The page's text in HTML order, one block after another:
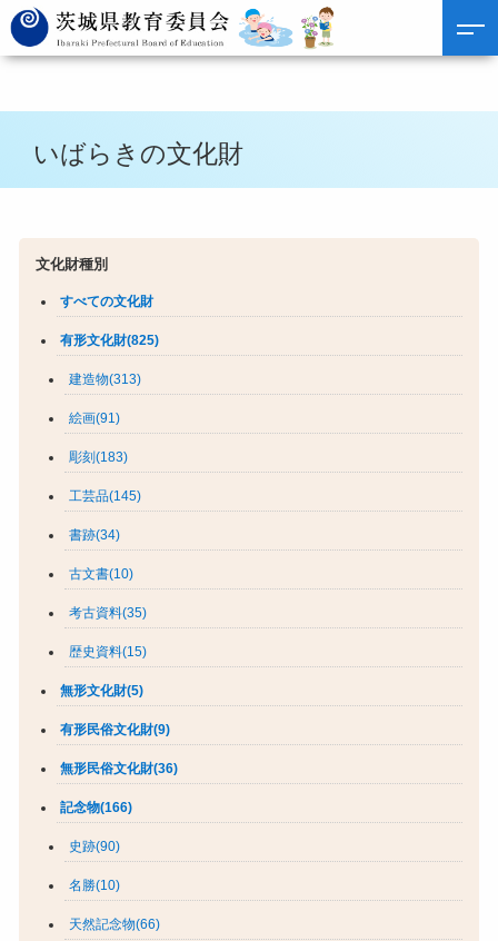
いばらきの文化財
文化財種別
すべての文化財
有形文化財(825)
建造物(313)
絵画(91)
彫刻(183)
工芸品(145)
書跡(34)
古文書(10)
考古資料(35)
歴史資料(15)
無形文化財(5)
有形民俗文化財(9)
無形民俗文化財(36)
記念物(166)
史跡(90)
名勝(10)
天然記念物(66)